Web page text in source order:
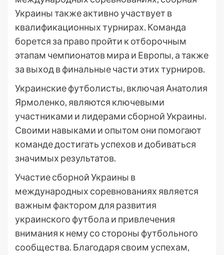
Украины также активно участвует в
квалификационных турнирах. Команда
борется за право пройти к отборочным
этапам чемпионатов мира и Европы, а также
за выход в финальные части этих турниров.
Украинские футболисты, включая Анатолия
Ярмоленко, являются ключевыми
участниками и лидерами сборной Украины.
Своими навыками и опытом они помогают
команде достигать успехов и добиваться
значимых результатов.
Участие сборной Украины в
международных соревнованиях является
важным фактором для развития
украинского футбола и привлечения
внимания к нему со стороны футбольного
сообщества. Благодаря своим успехам,